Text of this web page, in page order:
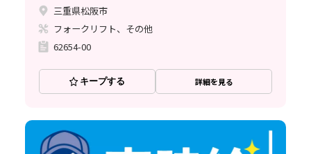
三重県松阪市
フォークリフト、その他
62654-00
キープする 詳細を見る